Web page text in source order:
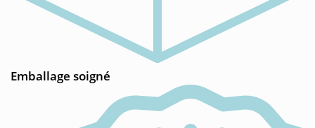
Emballage soigné